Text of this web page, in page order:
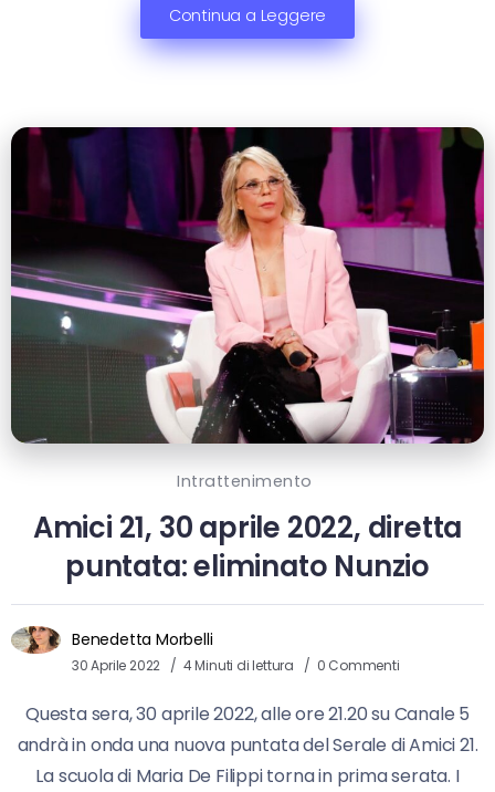
Continua a Leggere
Intrattenimento
Amici 21, 30 aprile 2022, diretta
puntata: eliminato Nunzio
Benedetta Morbelli
30 Aprile 2022 4 Minuti di lettura 0 Commenti
Questa sera, 30 aprile 2022, alle ore 21.20 su Canale 5
andrà in onda una nuova puntata del Serale di Amici 21.
La scuola di Maria De Filippi torna in prima serata. I